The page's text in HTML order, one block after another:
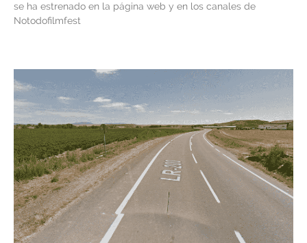
se ha estrenado en la página web y en los canales de
Notodofilmfest